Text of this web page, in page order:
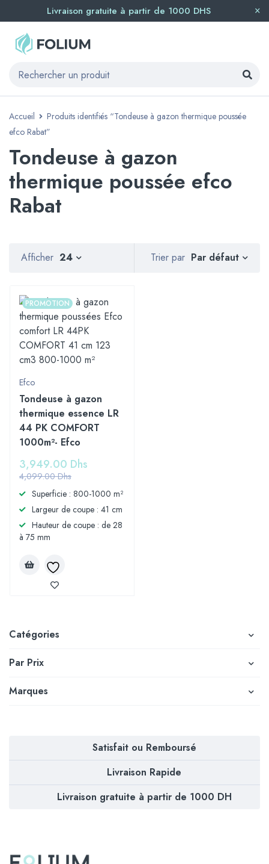
Livraison gratuite à partir de 1000 DHS
Accueil
Produits identifiés “Tondeuse à gazon thermique poussée
efco Rabat”
Tondeuse à gazon
thermique poussée efco
Rabat
Catégories
Par Prix
Marques
Trier par Par défaut
Afficher 24
PROMOTION
Efco
Tondeuse à gazon
thermique essence LR
44 PK COMFORT
1000m²- Efco
4,099.00Dhs
3,949.00 Dhs
Superficie : 800-1000 m²
Largeur de coupe : 41 cm
Hauteur de coupe : de 28
à 75 mm
Satisfait ou Remboursé
Livraison Rapide
Livraison gratuite à partir de 1000 DH